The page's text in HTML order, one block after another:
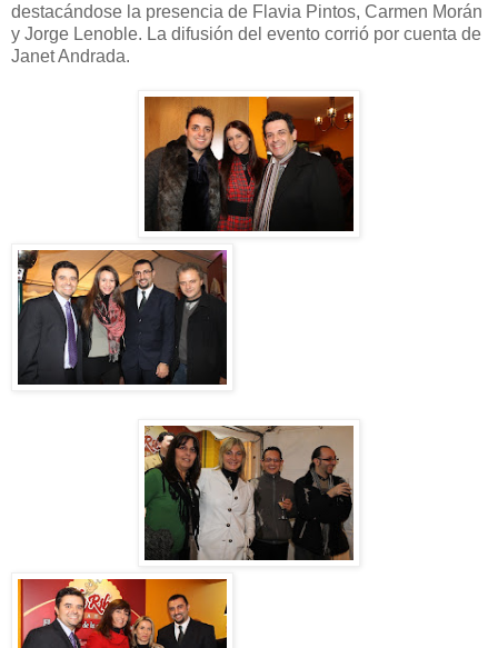
destacándose la presencia de Flavia Pintos, Carmen Morán
y Jorge Lenoble. La difusión del evento corrió por cuenta de
Janet Andrada.